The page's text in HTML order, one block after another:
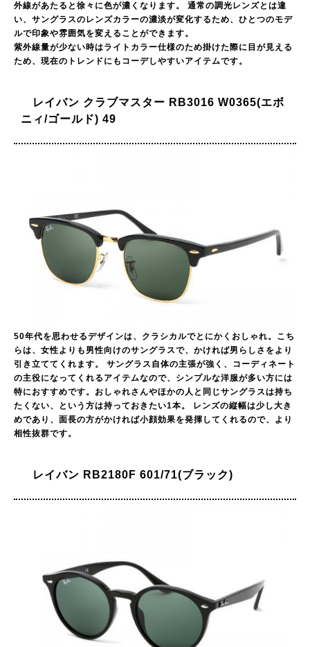
外線があたると徐々に色が濃くなります。 通常の調光レンズとは違
い、サングラスのレンズカラーの濃淡が変化するため、ひとつのモデ
ルで印象や雰囲気を変えることができます。
紫外線量が少ない時はライトカラー仕様のため掛けた際に目が見える
ため、現在のトレンドにもコーデしやすいアイテムです。
レイバン クラブマスター RB3016 W0365(エボ
ニィ/ゴールド) 49
50年代を思わせるデザインは、クラシカルでとにかくおしゃれ。こち
らは、女性よりも男性向けのサングラスで、かければ男らしさをより
引き立ててくれます。 サングラス自体の主張が強く、コーディネート
の主役になってくれるアイテムなので、シンプルな洋服が多い方には
特におすすめです。おしゃれさんやほかの人と同じサングラスは持ち
たくない、という方は持っておきたい1本。 レンズの縦幅は少し大き
めであり、面長の方がかければ小顔効果を発揮してくれるので、より
相性抜群です。
レイバン RB2180F 601/71(ブラック)